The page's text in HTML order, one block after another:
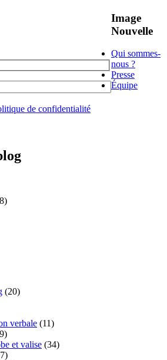
de confidentialité
(20)
verbale (11)
et valise (34)
Image
Nouvelle
Qui sommes-
nous ?
Presse
Équipe